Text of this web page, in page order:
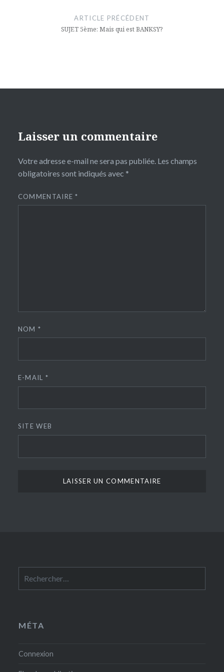
ARTICLE PRÉCÉDENT
SUJET 5ème: Mais qui est BANKSY?
Laisser un commentaire
Votre adresse e-mail ne sera pas publiée. Les champs
obligatoires sont indiqués avec *
COMMENTAIRE*
NOM*
E-MAIL *
SITE WEB
MÉTA
Connexion